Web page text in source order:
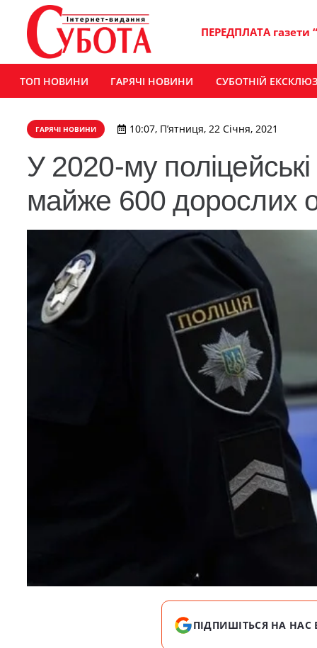
ПЕРЕДПЛАТА газети
ТОП НОВИНИ ГАРЯЧІ НОВИНИ СУБОТНІЙ
ГАРЯЧІ НОВИНИ 10:07, П’ятниця, 22 Січня, 2021
У 2020-му
майже 600 дорослих
ПІДПИШІТЬСЯ НА НАС В